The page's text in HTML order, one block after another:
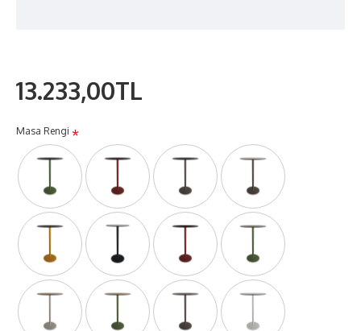
13.233,00TL
Masa Rengi